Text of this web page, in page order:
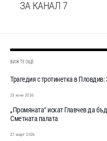
ЗА КАНАЛ 7
ВИЖТЕ ОЩЕ
Трагедия с тротинетка в
23 юни 2026
„Промяната“ искат Главчев да
Сметната палата
27 март 2026